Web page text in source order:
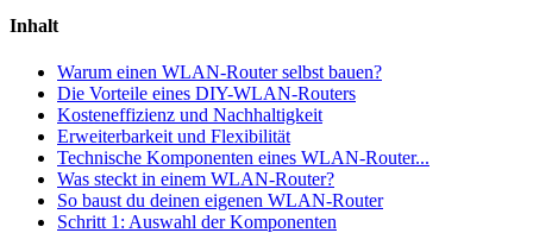
Inhalt
Warum einen WLAN-Router selbst bauen?
Die Vorteile eines DIY-WLAN-Routers
Kosteneffizienz und Nachhaltigkeit
Erweiterbarkeit und Flexibilität
Technische Komponenten eines WLAN-Router...
Was steckt in einem WLAN-Router?
So baust du deinen eigenen WLAN-Router
Schritt 1: Auswahl der Komponenten